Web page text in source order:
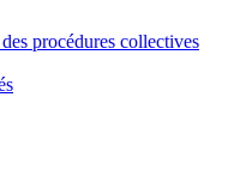
procédures collectives